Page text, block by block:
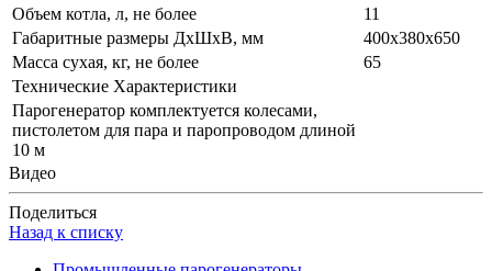
Объем котла, л, не более
11
Габаритные размеры ДхШхВ, мм
400х380х650
Масса сухая, кг, не более
65
Технические Характеристики
Парогенератор комплектуется колесами,
пистолетом для пара и паропроводом длиной
10 м
Видео
Поделиться
Назад к списку